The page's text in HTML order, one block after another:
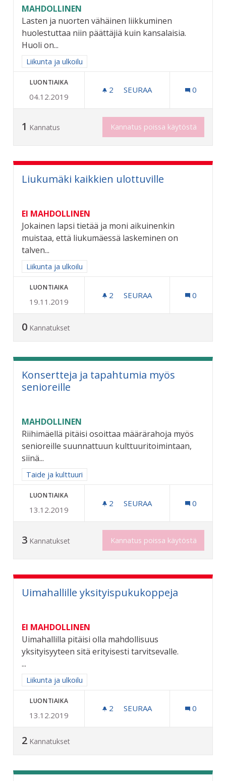
MAHDOLLINEN
Lasten ja nuorten vähäinen liikkuminen
huolestuttaa niin päättäjiä kuin kansalaisia.
Huoli on...
Rajaa tulokset aihepiirin mukaan: Liikunta ja ulkoilu
Liikunta ja ulkoilu
LUONTIAIKA
04.12.2019
2 2 SEURAAJAA
SEURAA 0
1 Kannatus Kannatus poissa käytöstä
Liukumäki kaikkien ulottuville
EI MAHDOLLINEN
Jokainen lapsi tietää ja moni aikuinenkin
muistaa, että liukumäessä laskeminen on
talven...
Rajaa tulokset aihepiirin mukaan: Liikunta ja ulkoilu
Liikunta ja ulkoilu
LUONTIAIKA
19.11.2019
2 2 SEURAAJAA
SEURAA 0
0 Kannatukset
Konsertteja ja tapahtumia myös
senioreille
MAHDOLLINEN
Riihimäellä pitäisi osoittaa määrärahoja myös
senioreille suunnattuun kulttuuritoimintaan,
siinä...
Rajaa tulokset aihepiirin mukaan: Taide ja kulttuuri
Taide ja kulttuuri
LUONTIAIKA
13.12.2019
2 2 SEURAAJAA
SEURAA 0
3 Kannatukset Kannatus poissa käytöstä
Uimahallille yksityispukukoppeja
EI MAHDOLLINEN
Uimahallilla pitäisi olla mahdollisuus
yksityisyyteen sitä erityisesti tarvitsevalle.
...
Rajaa tulokset aihepiirin mukaan: Liikunta ja ulkoilu
Liikunta ja ulkoilu
LUONTIAIKA
13.12.2019
2 2 SEURAAJAA
SEURAA 0
2 Kannatukset